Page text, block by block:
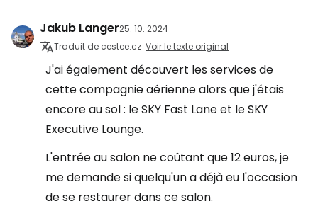
Jakub Langer25. 10. 2024
Traduit de cestee.cz Voir le texte original
J'ai également découvert les services de
cette compagnie aérienne alors que j'étais
encore au sol : le SKY Fast Lane et le SKY
Executive Lounge.
L'entrée au salon ne coûtant que 12 euros, je
me demande si quelqu'un a déjà eu l'occasion
de se restaurer dans ce salon.